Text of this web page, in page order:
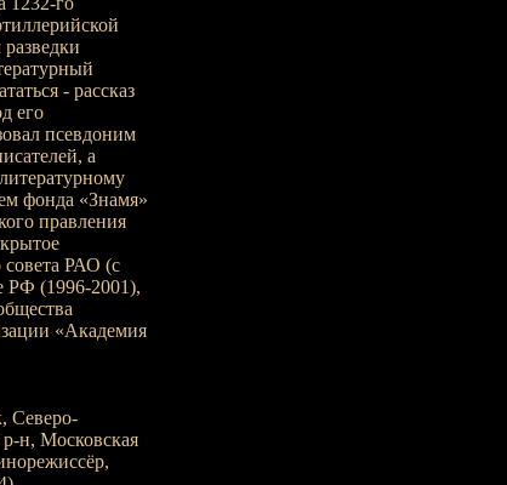
- рассказ
его
псевдоним
а
фонда «Знамя»
правления
РАО (с
РФ (1996-2001),
«Академия
Северо-
н, Московская